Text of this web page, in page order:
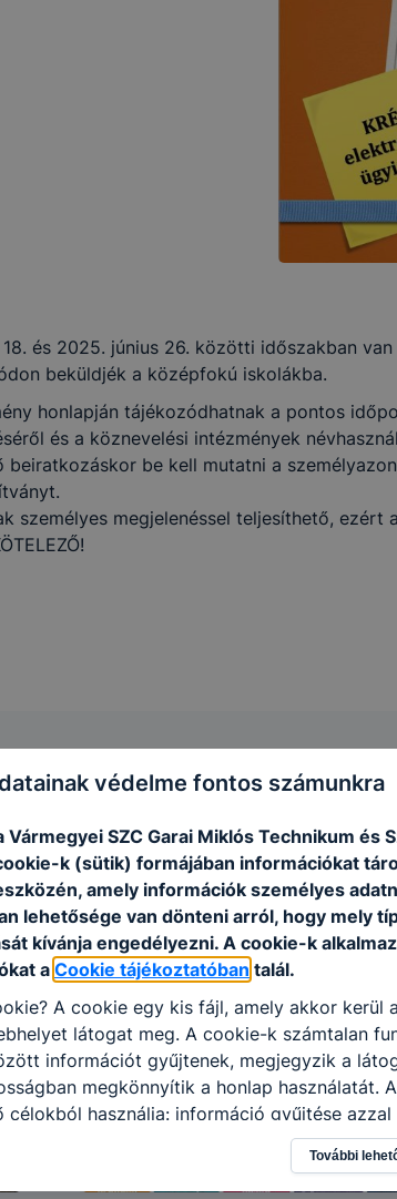
és 2025. június 26. közötti időszakban
beküldjék a középfokú iskolákba.
honlapján tájékozódhatnak a pontos
és a köznevelési intézmények
be kell mutatni a
személyes megjelenéssel teljesíthető,
védelme fontos számunkra
Vármegyei SZC Garai Miklós Technikum és
k (sütik) formájában információkat
amely információk személyes
lehetősége van dönteni arról, hogy mely
kívánja engedélyezni. A cookie-k
a Cookie tájékoztatóban talál.
A cookie egy kis fájl, amely akkor kerül
látogat meg. A cookie-k számtalan
információt gyűjtenek, megjegyzik a
megkönnyítik a honlap használatát.
célokból használja: információ gyűjtése
Ön a honlapot -annak felmérésével, hogy a
vagy használja leginkább, így megtudhatjuk,
élményt, ha ismét meglátogatja
További